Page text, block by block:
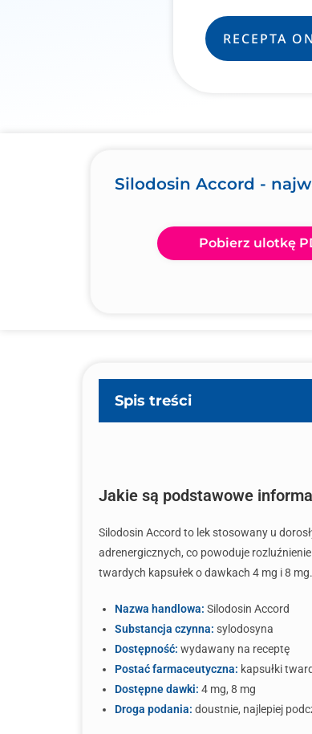
RECEPTA
Silodosin Accord -
Pobierz ulotkę
Spis treści
Jakie są podstawowe
Silodosin Accord to lek stosowany u
adrenergicznych, co powoduje
twardych kapsułek o dawkach 4 mg i 8 mg.
Nazwa handlowa: Silodosin Accord
Substancja czynna: sylodosyna
Dostępność: wydawany na receptę
Postać farmaceutyczna: kapsułki
Dostępne dawki: 4 mg, 8 mg
Droga podania: doustnie, najlepiej